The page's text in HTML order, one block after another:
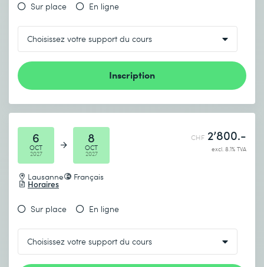
Sur place En ligne
Inscription
6
OCT
2027
8
OCT
2027
Lausanne Français
Horaires
CHF 2’800.-
excl. 8.1% TVA
Sur place En ligne